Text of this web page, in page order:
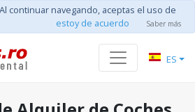
continuar navegando, aceptas el uso de
estoy de acuerdo Saber más
ES